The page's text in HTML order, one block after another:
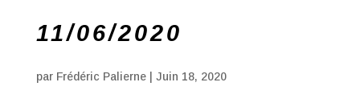
11/06/2020
par Frédéric Palierne| Juin 18, 2020